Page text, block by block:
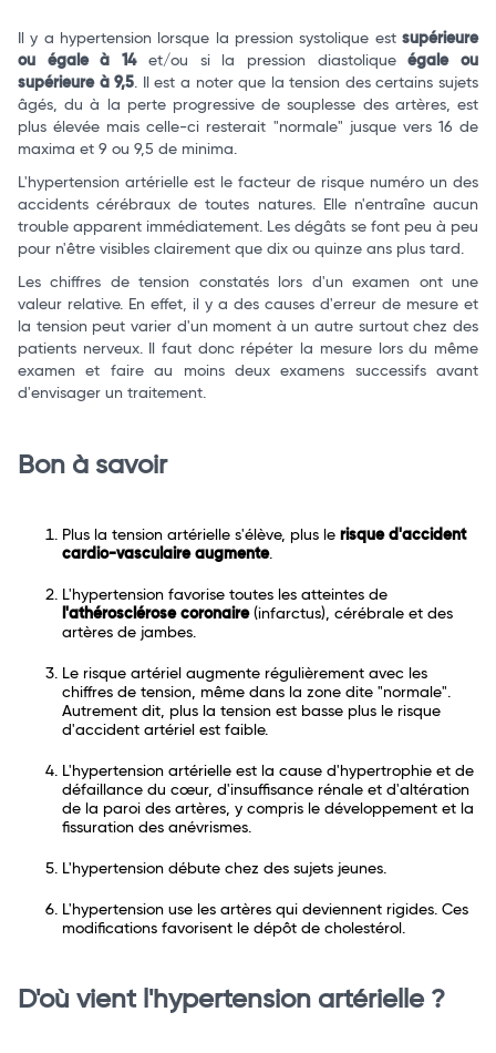
Il y a hypertension lorsque la pression systolique est supérieure
ou égale à 14 et/ou si la pression diastoliqueégale ou
supérieure à 9,5. Il est a noter que la tension des certains sujets
âgés, du à la perte progressive de souplesse des artères, est
plus élevée mais celle-ci resterait "normale" jusque vers 16 de
maxima et 9 ou 9,5 de minima.
L'hypertension artérielle est le facteur de risque numéro un des
accidents cérébraux de toutes natures. Elle n'entraîne aucun
trouble apparent immédiatement. Les dégâts se font peu à peu
pour n'être visibles clairement que dix ou quinze ans plus tard.
Les chiffres de tension constatés lors d'un examen ont une
valeur relative. En effet, il y a des causes d'erreur de mesure et
la tension peut varier d'un moment à un autre surtout chez des
patients nerveux. Il faut donc répéter la mesure lors du même
examen et faire au moins deux examens successifs avant
d'envisager un traitement.
Bon à savoir
Plus la tension artérielle s'élève, plus le risque d'accident
cardio-vasculaire augmente.
L'hypertension favorise toutes les atteintes de
l'athérosclérose coronaire(infarctus), cérébrale et des
artères de jambes.
Le risque artériel augmente régulièrement avec les
chiffres de tension, même dans la zone dite "normale".
Autrement dit, plus la tension est basse plus le risque
d'accident artériel est faible.
L'hypertension artérielle est la cause d'hypertrophie et de
défaillance du cœur, d'insuffisance rénale et d'altération
de la paroi des artères, y compris le développement et la
fissuration des anévrismes.
L'hypertension débute chez des sujets jeunes.
L'hypertension use les artères qui deviennent rigides. Ces
modifications favorisent le dépôt de cholestérol.
D'où vient l'hypertension artérielle ?